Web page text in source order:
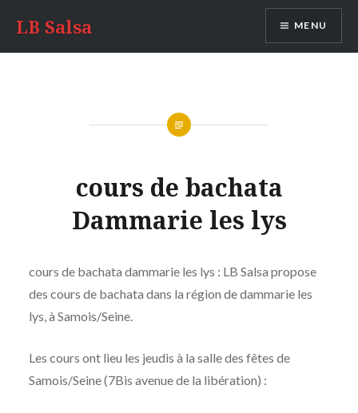
LB Salsa MENU
cours de bachata
Dammarie les lys
cours de bachata dammarie les lys : LB Salsa propose
des cours de bachata dans la région de dammarie les
lys, à Samois/Seine.
Les cours ont lieu les jeudis à la salle des fêtes de
Samois/Seine (7Bis avenue de la libération) :